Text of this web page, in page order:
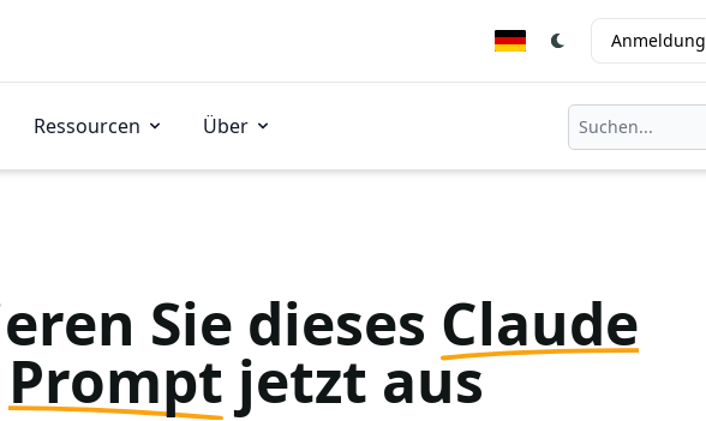
Anmeldung
Ressourcen Über
Sie dieses Claude
Prompt jetzt aus